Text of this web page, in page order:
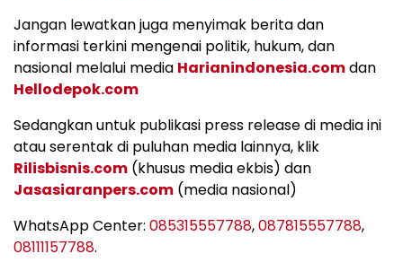
Jangan lewatkan juga menyimak berita dan
informasi terkini mengenai politik, hukum, dan
nasional melalui media Harianindonesia.comdan
Hellodepok.com
Sedangkan untuk publikasi press release di media ini
atau serentak di puluhan media lainnya, klik
Rilisbisnis.com (khusus media ekbis) dan
Jasasiaranpers.com (media nasional)
WhatsApp Center: 085315557788,087815557788,
08111157788.